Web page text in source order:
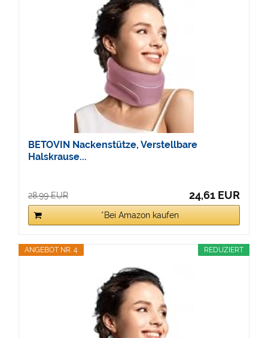
BETOVIN Nackenstütze, Verstellbare
Halskrause...
28,99 EUR 24,61 EUR
*Bei Amazon kaufen
REDUZIERT
ANGEBOT NR. 4